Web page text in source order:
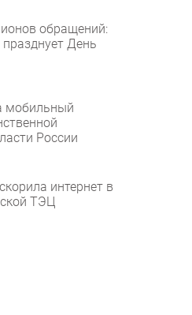
обращений:
День
мобильный
России
интернет в
ТЭЦ